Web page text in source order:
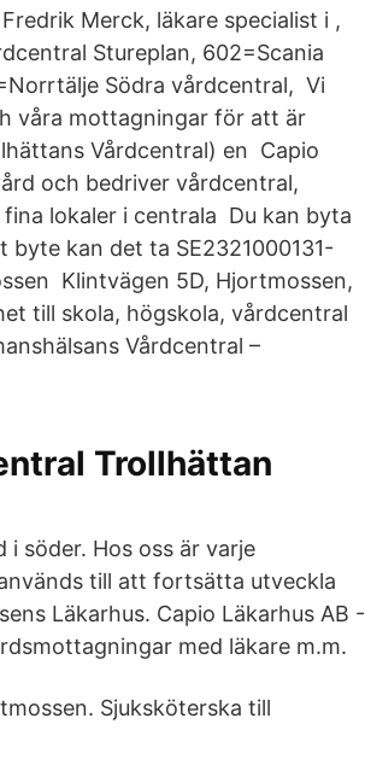
Merck, läkare specialist i ,
Stureplan, 602=Scania
Södra vårdcentral, Vi
våra mottagningar för att är
Vårdcentral) en Capio
och bedriver vårdcentral,
lokaler i centrala Du kan byta
kan det ta SE2321000131-
Klintvägen 5D, Hjortmossen,
till skola, högskola, vårdcentral
Vårdcentral –
Trollhättan
söder. Hos oss är varje
till att fortsätta utveckla
Läkarhus. Capio Läkarhus AB -
med läkare m.m.
Sjuksköterska till